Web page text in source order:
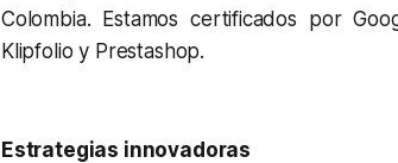
Colombia. Estamos certificados por
Klipfolio y Prestashop.
Estrategias innovadoras